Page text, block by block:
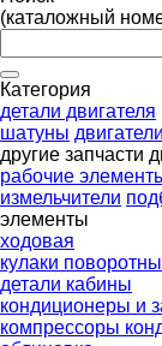
(каталожный
Категория
детали двигателя
шатуны двигатели
другие запчасти
рабочие
измельчители
элементы
ходовая
кулаки
детали кабины
кондиционеры и
компрессоры